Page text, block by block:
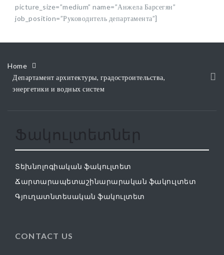
picture_size=”medium” name=”Анжела Барсегян”
job_position=”Руководитель департамента”]
Home
Департамент архитектуры, градостроительства,
энергетики и водных систем
Ֆակուլտետներ
Տեխնոլոգիական ֆակուլտետ
Ճարտարապետաշինարարական ֆակուլտետ
Գյուղատնտեսական ֆակուլտետ
CONTACT US